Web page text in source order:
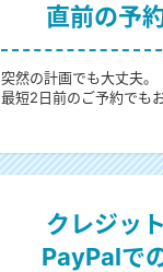
直前の予
突然の計画でも大丈夫。
最短2日前のご予約でも
クレジッ
PayPalで